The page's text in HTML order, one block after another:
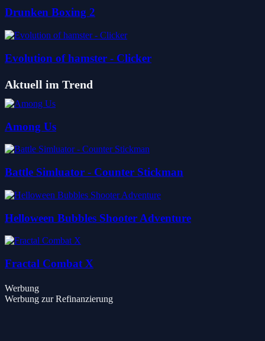
Drunken Boxing 2
Evolution of hamster - Clicker
Aktuell im Trend
Among Us
Battle Simluator - Counter Stickman
Helloween Bubbles Shooter Adventure
Fractal Combat X
Werbung
Werbung zur Refinanzierung